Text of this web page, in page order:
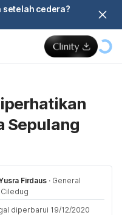
setelah cedera?
Sepulang
Firdaus · General
diperbarui 19/12/2020